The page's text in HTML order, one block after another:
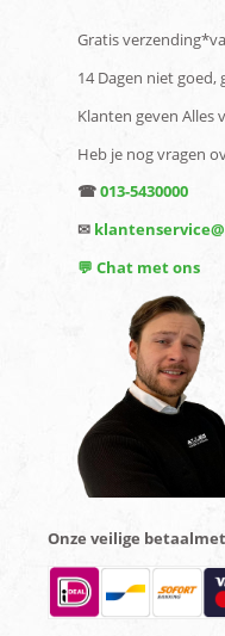
Gratis
14 Dagen niet goed,
Klanten geven Alles
Heb je nog vragen
☎013-5430000
✉
💬 Chat met ons
Onze veilige